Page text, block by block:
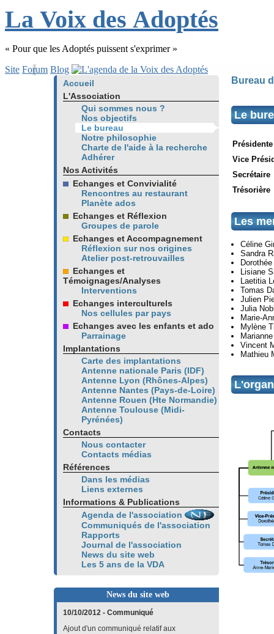
La Voix des Adoptés
« Pour que les Adoptés puissent s'exprimer »
Site Forum Blog
Accueil
L'Association
Qui sommes nous ?
Nos objectifs
Le bureau
Notre philosophie
Charte de l'aide à la recherche
Adhérer
Nos Activités
Echanges et Convivialité
Rencontres au restaurant
Planète ados
Echanges et Réflexion
Groupes de parole
Echanges et Accompagnement
Réflexion sur nos origines
Atelier post-retrouvailles
Echanges et
Témoignages/Analyses
Interventions
Echanges interculturels
Nos cellules par pays
Echanges avec les enfants et ado
Parrainage
Implantations
Carte des implantations
Antenne nationale Paris (IDF)
Antenne Lyon (Rhônes-Alpes)
Antenne Nantes (Pays-de-Loire)
Antenne Rouen (Hte Normandie)
Antenne Toulouse (Midi-
Pyrénées)
Contacts
Nous contacter
Contacts médias
Références
Dans les médias
Liens externes
Informations & Publications
Agenda de l'association
Communiqués de l'association
Rapports
Journal de l'association
News du site web
Les 5 ans de la VDA
News du site web
10/10/2012 - Communiqué
Ajout d'un communiqué relatif aux
Bureau
Le
Présidente
Vice
Secrétaire
Trésorière
Les
Céline
Sandra
Lisiane
Laetitia
Tomas
Julien
Julia
Marie-
Mylène
Vincent
Mathieu